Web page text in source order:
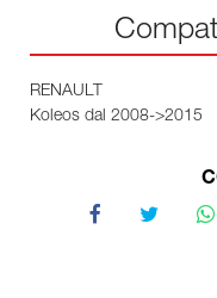
RENAULT
Koleos dal 2008->2015